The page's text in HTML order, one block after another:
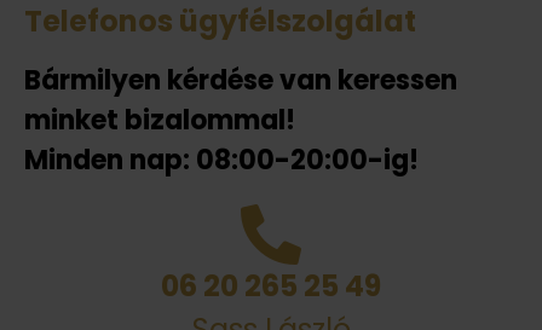
Telefonos ügyfélszolgálat
Bármilyen kérdése van keressen
minket bizalommal!
Minden nap: 08:00-20:00-ig!
06 20 265 25 49